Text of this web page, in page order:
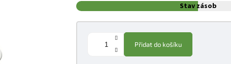
Stav zásob
Přidat do košíku